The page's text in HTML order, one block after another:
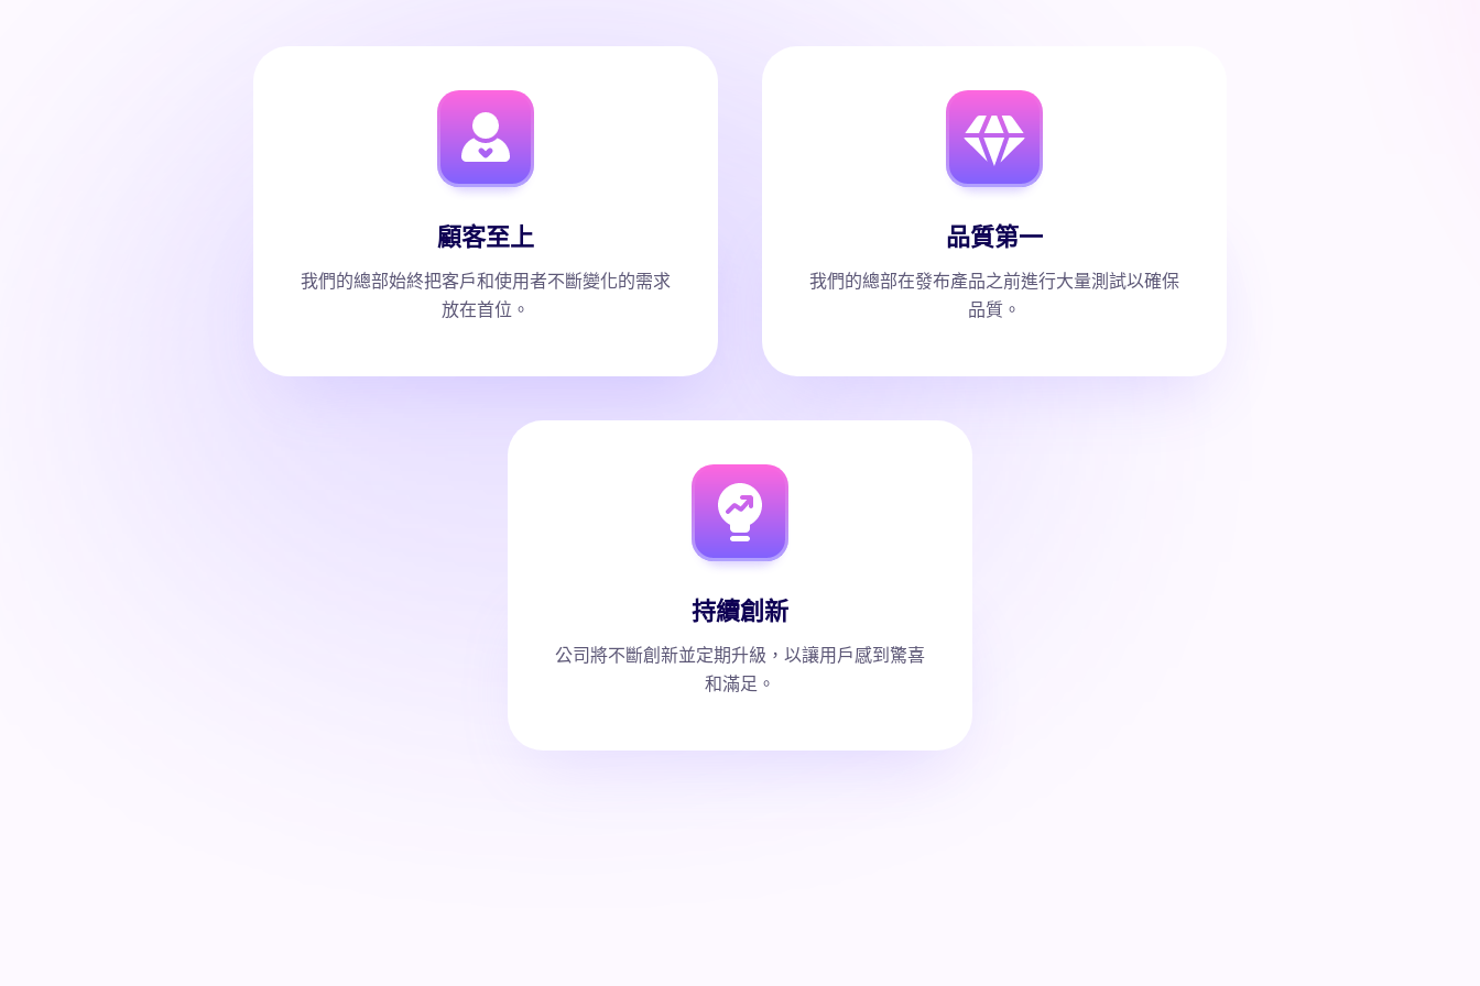
顧客至上
我們的總部始終把客戶和使用者不斷變化的需求
放在首位。
品質第一
我們的總部在發布產品之前進行大量測試以確保
品質。
持續創新
公司將不斷創新並定期升級，以讓用戶感到驚喜
和滿足。